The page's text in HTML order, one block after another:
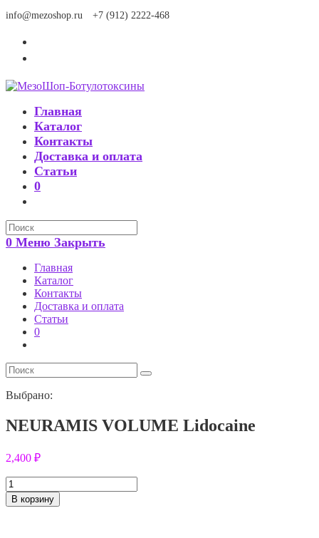
Перейти
info@mezoshop.ru +7 (912) 2222-468
Главная
Каталог
Контакты
Доставка и оплата
Статьи
0
Search
this
website
0 Меню Закрыть
Главная
Каталог
Контакты
Доставка и оплата
Статьи
0
Выбрано:
NEURAMIS VOLUME Lidocaine
2,400 ₽
Количество
товара
NEURAMIS
В корзину